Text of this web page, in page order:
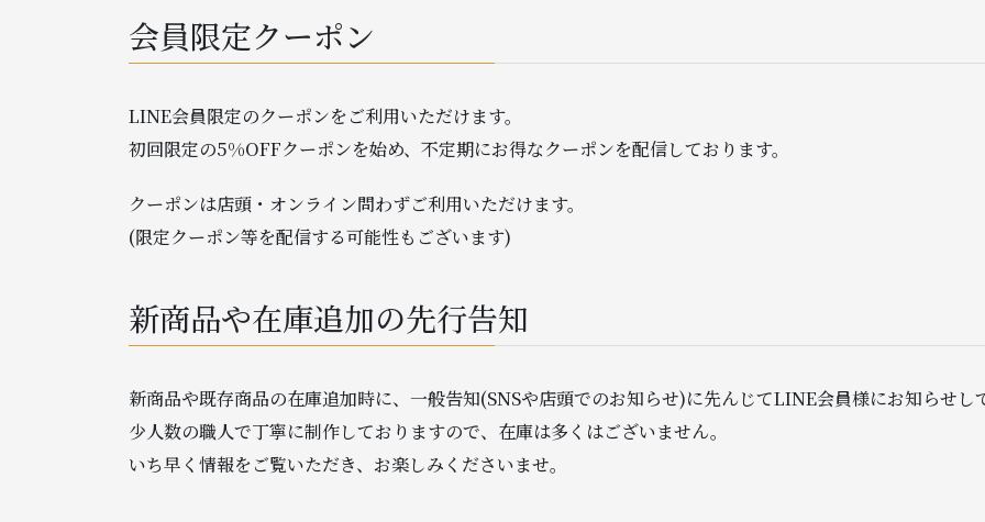
会員限定クーポン
LINE会員限定のクーポンをご利用いただけます。
初回限定の5%OFFクーポンを始め、不定期にお得なクーポンを配信しております。
クーポンは店頭・オンライン問わずご利用いただけます。
(限定クーポン等を配信する可能性もございます)
新商品や在庫追加の先行告知
新商品や既存商品の在庫追加時に、一般告知(SNSや店頭でのお知らせ)に先んじてLINE会員様にお知らせし
少人数の職人で丁寧に制作しておりますので、在庫は多くはございません。
いち早く情報をご覧いただき、お楽しみくださいませ。